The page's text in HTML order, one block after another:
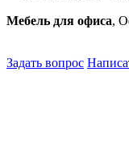
Мебель для офиса,
Задать вопрос